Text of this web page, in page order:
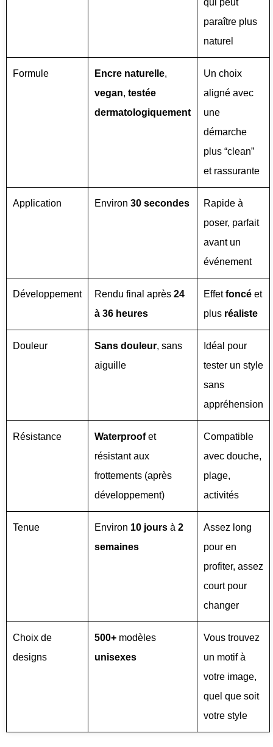
qui peut
paraître plus
naturel
Formule Encre naturelle,
vegan, testée
dermatologiquement
Un choix
aligné avec
une
démarche
plus “clean”
et rassurante
Application Environ 30 secondes
Rapide à
poser, parfait
avant un
événement
Développement Rendu final après 24
à 36 heures
Effetfoncé et
plus réaliste
Douleur Sans douleur, sans
aiguille
Idéal pour
tester un style
sans
appréhension
Résistance Waterproofet
résistant aux
frottements (après
développement)
Compatible
avec douche,
plage,
activités
Tenue Environ 10 jours à 2
semaines
Assez long
pour en
profiter, assez
court pour
changer
Choix de
designs
500+ modèles
unisexes
Vous trouvez
un motif à
votre image,
quel que soit
votre style